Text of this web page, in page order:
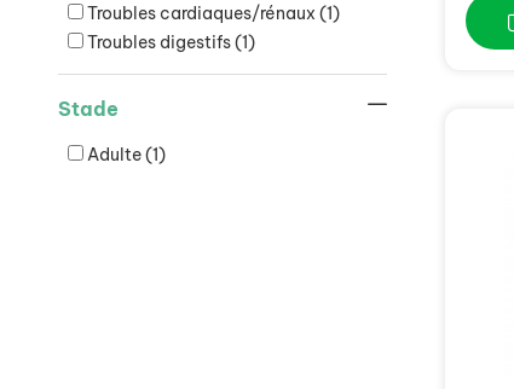
Troubles cardiaques/rénaux (1)
Troubles digestifs(1)
Stade
Adulte(1)